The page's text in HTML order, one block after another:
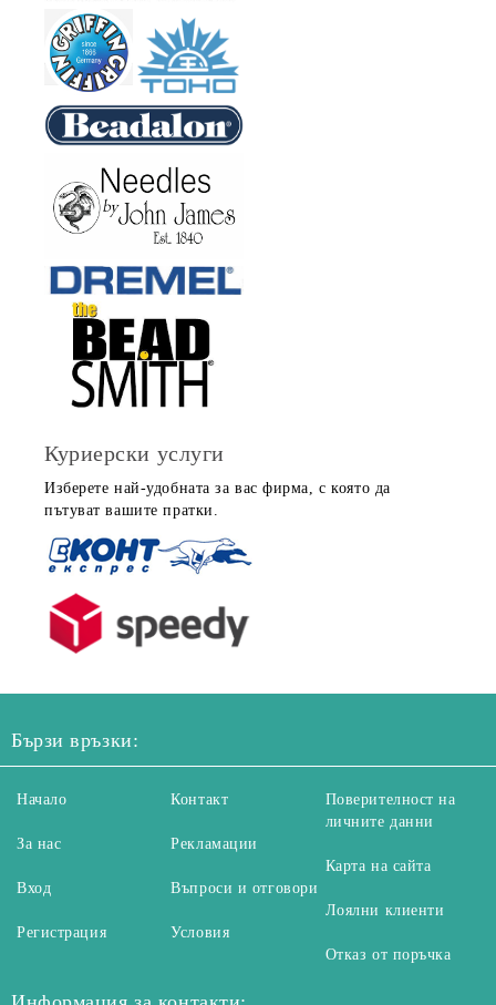
Куриерски услуги
Изберете най-удобната за вас фирма, с която да
пътуват вашите пратки.
Бързи връзки:
Начало
За нас
Вход
Регистрация
Контакт
Рекламации
Въпроси и отговори
Условия
Поверителност на
личните данни
Карта на сайта
Лоялни клиенти
Отказ от поръчка